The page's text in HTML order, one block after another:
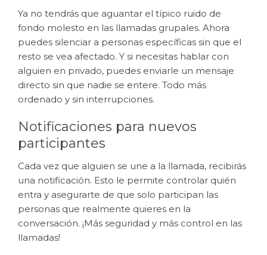
Ya no tendrás que aguantar el típico ruido de
fondo molesto en las llamadas grupales. Ahora
puedes silenciar a personas específicas sin que el
resto se vea afectado. Y si necesitas hablar con
alguien en privado, puedes enviarle un mensaje
directo sin que nadie se entere. Todo más
ordenado y sin interrupciones.
Notificaciones para nuevos
participantes
Cada vez que alguien se une a la llamada, recibirás
una notificación. Esto le permite controlar quién
entra y asegurarte de que solo participan las
personas que realmente quieres en la
conversación. ¡Más seguridad y más control en las
llamadas!